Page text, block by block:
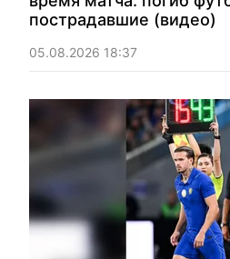
пострадавшие (видео)
05.08.2026 18:37